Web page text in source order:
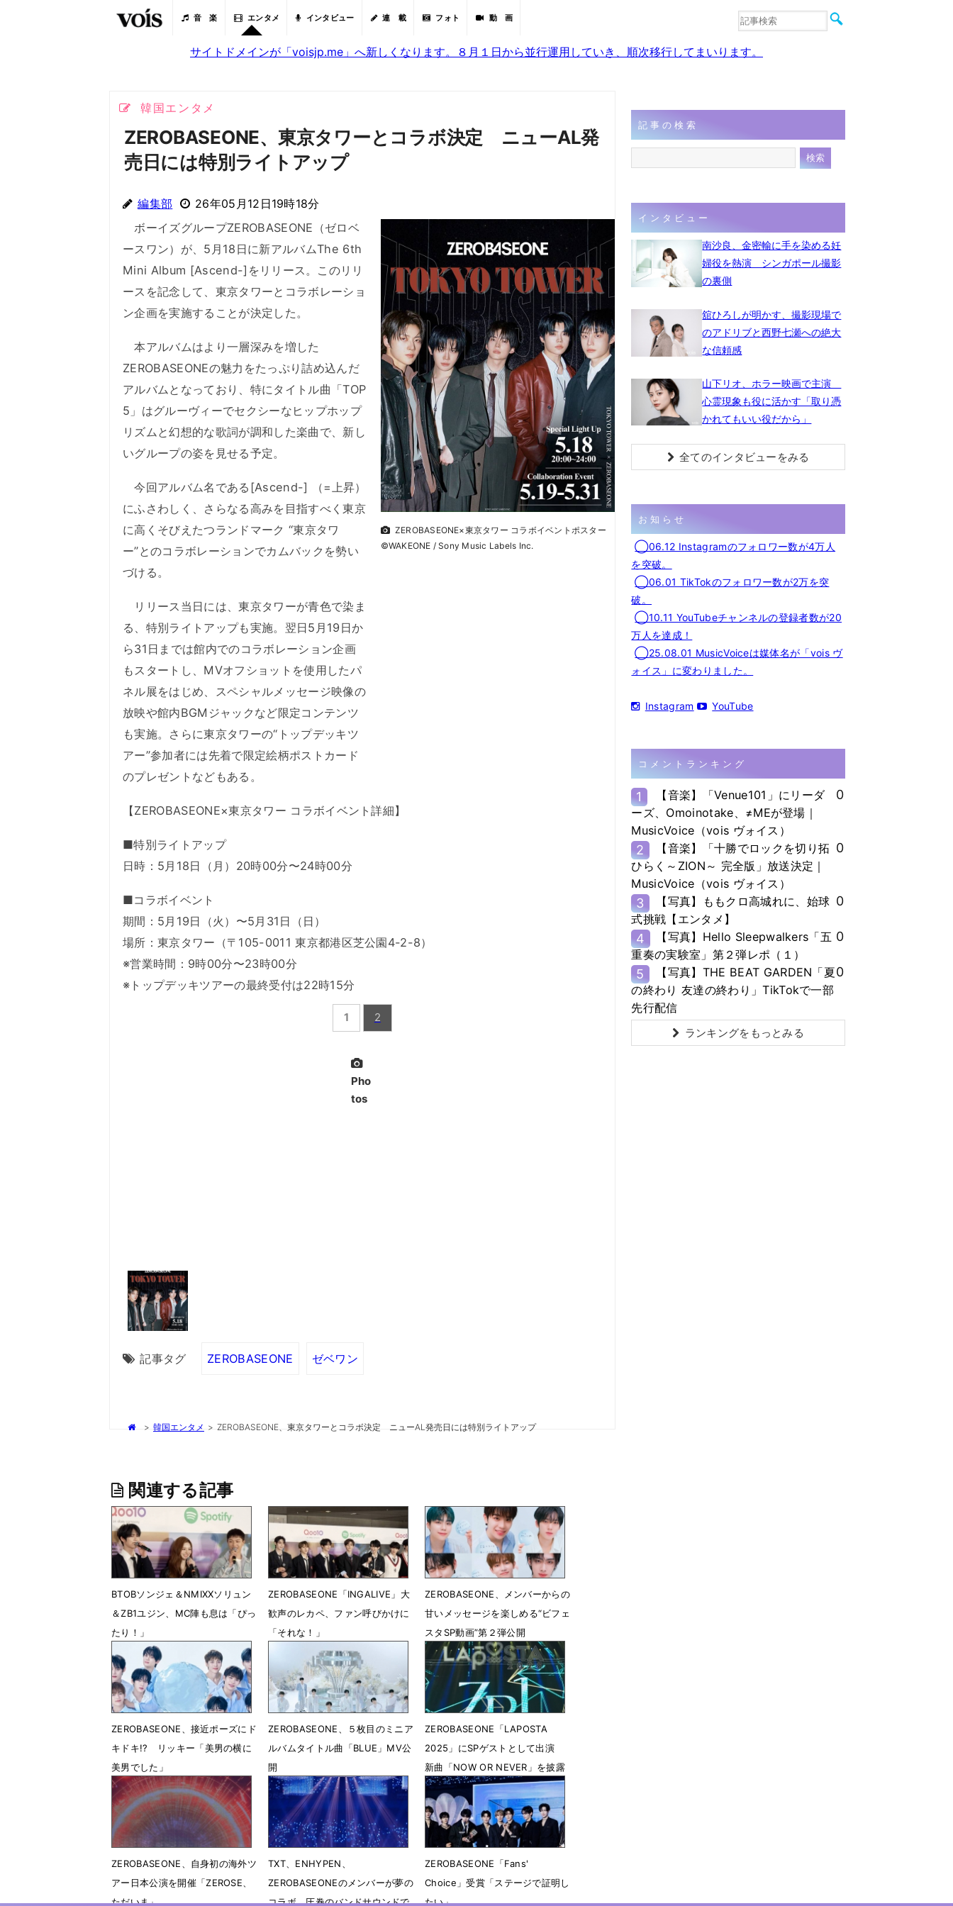
音 楽 エンタメ インタビュー 連 載 フォト 動 画
音楽
サイトドメインが「voisjp.me」へ新しくなります。８月１日から並行運用していき、順次移行してまいります。
韓国エンタメ
ZEROBASEONE、東京タワーとコラボ決定 ニューAL発
売日には特別ライトアップ
編集部 26年05月12日19時18分
ZEROBASEONE×東京タワー コラボイベントポスター
©WAKEONE / Sony Music Labels Inc.
ボーイズグループZEROBASEONE（ゼロベ
ースワン）が、5月18日に新アルバムThe 6th
Mini Album [Ascend-]をリリース。このリリ
ースを記念して、東京タワーとコラボレーショ
ン企画を実施することが決定した。
本アルバムはより一層深みを増した
ZEROBASEONEの魅力をたっぷり詰め込んだ
アルバムとなっており、特にタイトル曲「TOP
5」はグルーヴィーでセクシーなヒップホップ
リズムと幻想的な歌詞が調和した楽曲で、新し
いグループの姿を見せる予定。
今回アルバム名である[Ascend-] （=上昇）
にふさわしく、さらなる高みを目指すべく東京
に高くそびえたつランドマーク “東京タワ
ー”とのコラボレーションでカムバックを勢い
づける。
リリース当日には、東京タワーが青色で染ま
る、特別ライトアップも実施。翌日5月19日か
ら31日までは館内でのコラボレーション企画
もスタートし、MVオフショットを使用したパ
ネル展をはじめ、スペシャルメッセージ映像の
放映や館内BGMジャックなど限定コンテンツ
も実施。さらに東京タワーの“トップデッキツ
アー”参加者には先着で限定絵柄ポストカード
のプレゼントなどもある。
【ZEROBASEONE×東京タワー コラボイベント詳細】
■特別ライトアップ
日時：5月18日（月）20時00分〜24時00分
■コラボイベント
期間：5月19日（火）〜5月31日（日）
場所：東京タワー（〒105-0011 東京都港区芝公園4-2-8）
※営業時間：9時00分〜23時00分
※トップデッキツアーの最終受付は22時15分
1 2
Pho
tos
記事タグ ZEROBASEONE ゼベワン
> 韓国エンタメ > ZEROBASEONE、東京タワーとコラボ決定 ニューAL発売日には特別ライトアップ
関連する記事
BTOBソンジェ＆NMIXXソリュン
＆ZB1ユジン、MC陣も息は「ぴっ
たり！」
4月14日 08時06分
ZEROBASEONE「INGALIVE」大
歓声のレカペ、ファン呼びかけに
「それな！」
4月14日 07時55分
ZEROBASEONE、メンバーからの
甘いメッセージを楽しめる“ビフェ
スタSP動画”第２弾公開
4月10日 00時45分
ZEROBASEONE、接近ポーズにド
キドキ!? リッキー「美男の横に
美男でした」
3月27日 01時14分
ZEROBASEONE、５枚目のミニア
ルバムタイトル曲「BLUE」MV公
開
2月24日 23時09分
ZEROBASEONE「LAPOSTA
2025」にSPゲストとして出演
新曲「NOW OR NEVER」を披露
1月31日 23時14分
ZEROBASEONE、自身初の海外ツ
アー日本公演を開催「ZEROSE、
ただいま」
TXT、ENHYPEN、
ZEROBASEONEのメンバーが夢の
コラボ 圧巻のバンドサウンドで
ZEROBASEONE「Fans'
Choice」受賞「ステージで証明し
たい」
記事の検索
インタビュー
南沙良、金密輸に手を染める妊
婦役を熱演 シンガポール撮影
の裏側
舘ひろしが明かす、撮影現場で
のアドリブと西野七瀬への絶大
な信頼感
山下リオ、ホラー映画で主演
心霊現象も役に活かす「取り憑
かれてもいい役だから」
全てのインタビューをみる
お知らせ
◯06.12 Instagramのフォロワー数が4万人
を突破。
◯06.01 TikTokのフォロワー数が2万を突
破。
◯10.11 YouTubeチャンネルの登録者数が20
万人を達成！
◯25.08.01 MusicVoiceは媒体名が「vois ヴ
ォイス」に変わりました。
Instagram YouTube
コメントランキング
1
【音楽】「Venue101」にリーダ
ーズ、Omoinotake、≠MEが登場｜
MusicVoice（vois ヴォイス）
0
2
【音楽】「十勝でロックを切り拓
ひらく～ZION～ 完全版」放送決定｜
MusicVoice（vois ヴォイス）
0
3
【写真】ももクロ高城れに、始球
式挑戦【エンタメ】
0
4
【写真】Hello Sleepwalkers「五
重奏の実験室」第２弾レポ（１）
0
5
【写真】THE BEAT GARDEN「夏
の終わり 友達の終わり」TikTokで一部
先行配信
0
ランキングをもっとみる